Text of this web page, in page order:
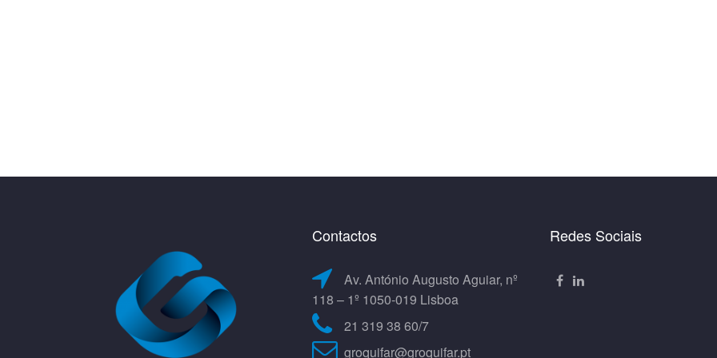
Contactos
Av. António Augusto Aguiar, nº
118 – 1º 1050-019 Lisboa
21 319 38 60/7
groquifar@groquifar.pt
Redes Sociais